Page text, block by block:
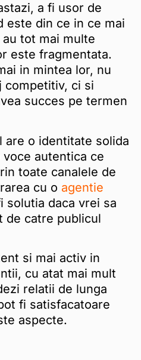
a fi usor de
este din ce in ce mai
tot mai multe
este fragmentata.
in mintea lor, nu
competitiv, ci si
succes pe termen
are o identitate solida
autentica ce
toate canalele de
cu o agentie
solutia daca vrei sa
de catre publicul
si mai activ in
cu atat mai mult
relatii de lunga
fi satisfacatoare
aspecte.